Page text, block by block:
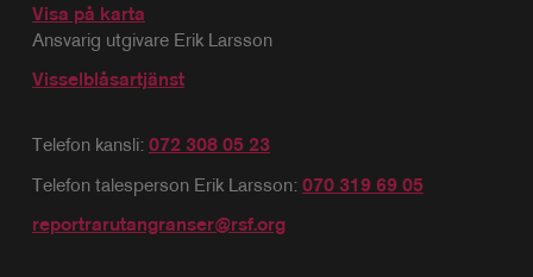
Visa på karta
Ansvarig utgivare Erik Larsson
Visselblåsartjänst
Telefon kansli: 072 308 05 23
Telefon talesperson Erik Larsson: 070 319 69 05
reportrarutangranser@rsf.org